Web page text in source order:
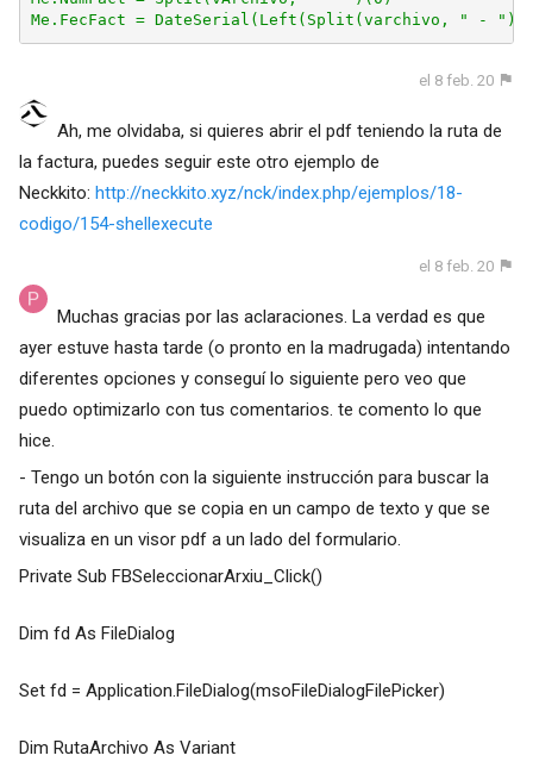
Me.FecFact = DateSerial(Left(Split(varchivo, " -
el 8 feb. 20
Ah, me olvidaba, si quieres abrir el pdf teniendo la ruta de
la factura, puedes seguir este otro ejemplo de
Neckkito: http://neckkito.xyz/nck/index.php/ejemplos/18-
codigo/154-shellexecute
el 8 feb. 20
Muchas gracias por las aclaraciones. La verdad es que
ayer estuve hasta tarde (o pronto en la madrugada) intentando
diferentes opciones y conseguí lo siguiente pero veo que
puedo optimizarlo con tus comentarios. te comento lo que
hice.
- Tengo un botón con la siguiente instrucción para buscar la
ruta del archivo que se copia en un campo de texto y que se
visualiza en un visor pdf a un lado del formulario.
Private Sub FBSeleccionarArxiu_Click()
Dim fd As FileDialog
Set fd = Application.FileDialog(msoFileDialogFilePicker)
Dim RutaArchivo As Variant